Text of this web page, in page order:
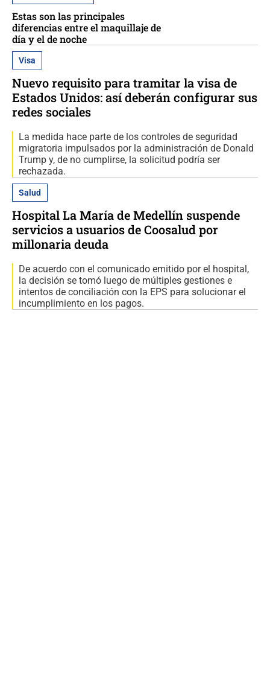
Estas son las principales
diferencias entre el maquillaje de
día y el de noche
Visa
Nuevo requisito para tramitar la visa de
Estados Unidos: así deberán configurar sus
redes sociales
La medida hace parte de los controles de seguridad
migratoria impulsados por la administración de Donald
Trump y, de no cumplirse, la solicitud podría ser
rechazada.
Salud
Hospital La María de Medellín suspende
servicios a usuarios de Coosalud por
millonaria deuda
De acuerdo con el comunicado emitido por el hospital,
la decisión se tomó luego de múltiples gestiones e
intentos de conciliación con la EPS para solucionar el
incumplimiento en los pagos.